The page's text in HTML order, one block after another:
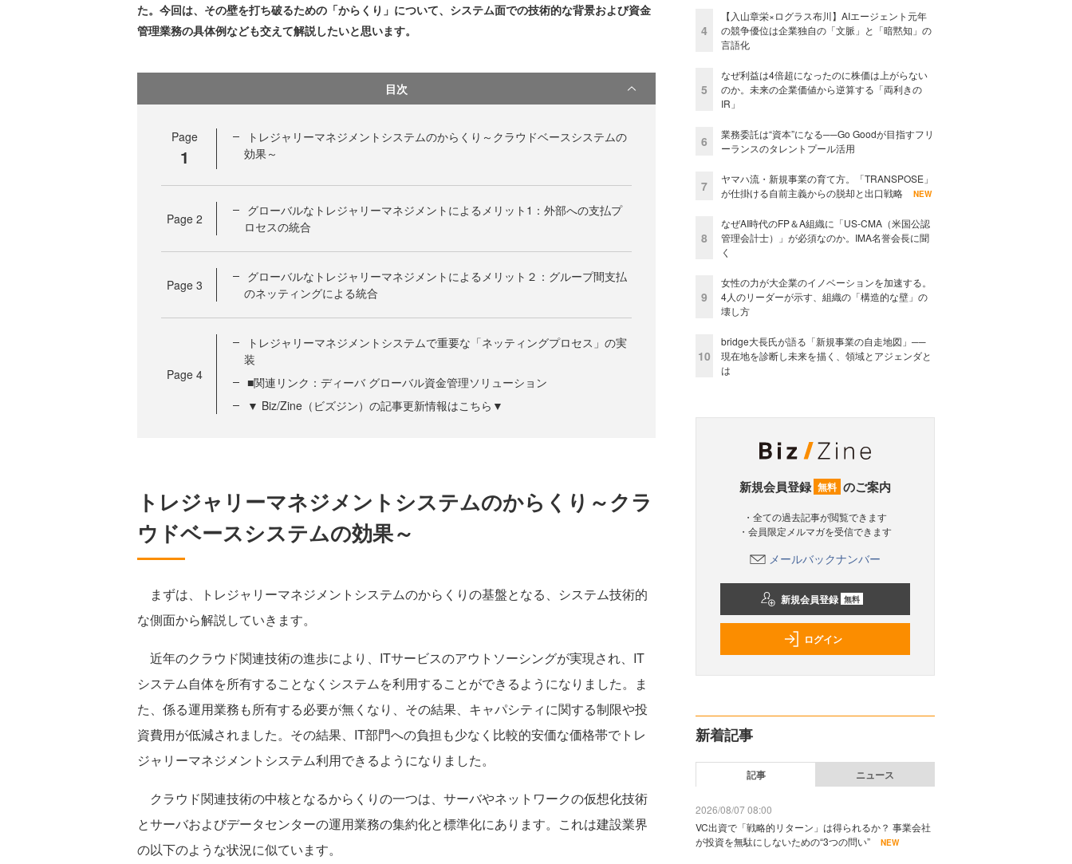
た。今回は、その壁を打ち破るための「からくり」について、システム面での技術的な背景および資金
管理業務の具体例なども交えて解説したいと思います。
目次
Page
1
トレジャリーマネジメントシステムのからくり～クラウドベースシステムの
効果～
Page 2
グローバルなトレジャリーマネジメントによるメリット1：外部への支払プ
ロセスの統合
Page 3
グローバルなトレジャリーマネジメントによるメリット２：グループ間支払
のネッティングによる統合
Page 4
トレジャリーマネジメントシステムで重要な「ネッティングプロセス」の実
装
■関連リンク：ディーバ グローバル資金管理ソリューション
▼ Biz/Zine（ビズジン）の記事更新情報はこちら▼
トレジャリーマネジメントシステムのからくり～クラ
ウドベースシステムの効果～
まずは、トレジャリーマネジメントシステムのからくりの基盤となる、システム技術的
な側面から解説していきます。
近年のクラウド関連技術の進歩により、ITサービスのアウトソーシングが実現され、IT
システム自体を所有することなくシステムを利用することができるようになりました。ま
た、係る運用業務も所有する必要が無くなり、その結果、キャパシティに関する制限や投
資費用が低減されました。その結果、IT部門への負担も少なく比較的安価な価格帯でトレ
ジャリーマネジメントシステム利用できるようになりました。
クラウド関連技術の中核となるからくりの一つは、サーバやネットワークの仮想化技術
とサーバおよびデータセンターの運用業務の集約化と標準化にあります。これは建設業界
の以下のような状況に似ています。
4
【入山章栄×ログラス布川】AIエージェント元年
の競争優位は企業独自の「文脈」と「暗黙知」の
言語化
5
なぜ利益は4倍超になったのに株価は上がらない
のか。未来の企業価値から逆算する「両利きの
IR」
6
業務委託は“資本”になる──Go Goodが目指すフリ
ーランスのタレントプール活用
7
ヤマハ流・新規事業の育て方。「TRANSPOSE」
が仕掛ける自前主義からの脱却と出口戦略
NEW
8
なぜAI時代のFP＆A組織に「US-CMA（米国公認
管理会計士）」が必須なのか。IMA名誉会長に聞
く
9
女性の力が大企業のイノベーションを加速する。
4人のリーダーが示す、組織の「構造的な壁」の
壊し方
10
bridge大長氏が語る「新規事業の自走地図」──
現在地を診断し未来を描く、領域とアジェンダと
は
新規会員登録 無料 のご案内
・全ての過去記事が閲覧できます
・会員限定メルマガを受信できます
メールバックナンバー
新規会員登録 無料
ログイン
新着記事
記事 ニュース
2026/08/07 08:00
VC出資で「戦略的リターン」は得られるか？ 事業会社
が投資を無駄にしないための“3つの問い”
NEW